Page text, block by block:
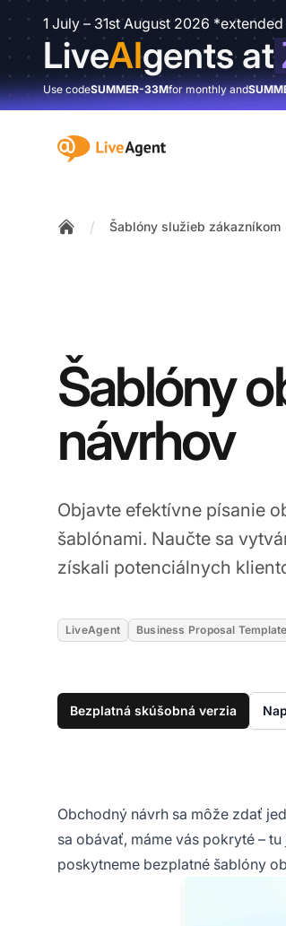
1 July – 31st August 2026 *extended
LiveAIgents at
Use codeSUMMER-33Mfor monthly and
:site.title
/ Šablóny služieb zákazníkom
Šablóny
návrhov
Objavte efektívne písanie
šablónami. Naučte sa
získali potenciálnych
LiveAgent Business Proposal
Bezplatná skúšobná verzia
Obchodný návrh sa môže zdať
sa obávať, máme vás pokryté –
poskytneme bezplatné šablóny